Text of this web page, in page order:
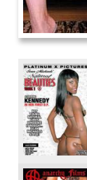
Internal